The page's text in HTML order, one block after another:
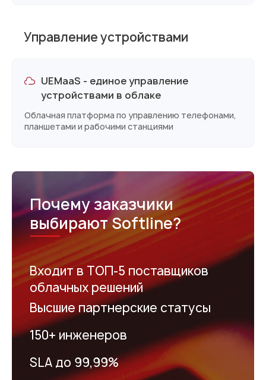
Управление устройствами
UEMaaS - единое управление
устройствами в облаке
Облачная платформа по управлению телефонами,
планшетами и рабочими станциями
Почему заказчики
выбирают Softline?
Входит в ТОП-5 поставщиков
облачных решений
Высшие партнерские статусы
150+ инженеров
SLA до 99,99%